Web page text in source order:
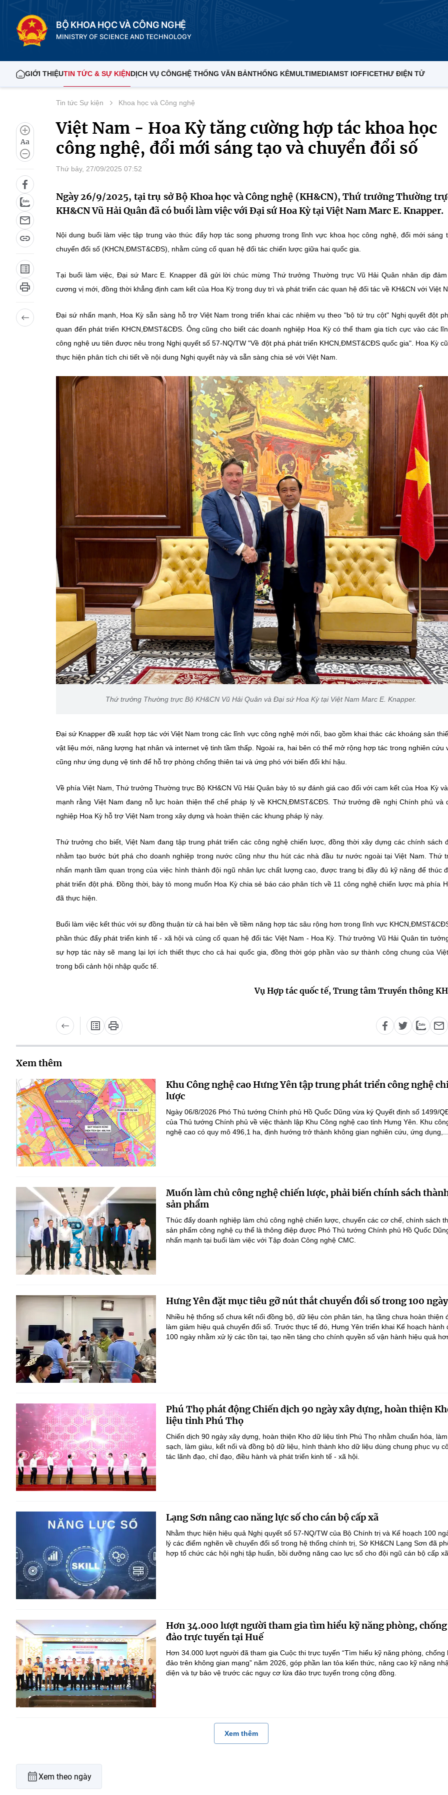
BỘ KHOA HỌC VÀ CÔNG NGHỆ
MINISTRY OF SCIENCE AND TECHNOLOGY
GIỚI THIỆUTIN TỨC & SỰ KIỆNDỊCH VỤ CÔNGHỆ THỐNG VĂN BẢNTHỐNG KÊMULTIMEDIAMST IOFFICETHƯ ĐIỆN TỬ
Aa
Tin tức Sự kiện Khoa học và Công nghệ
Việt Nam - Hoa Kỳ tăng cường hợp tác khoa học
công nghệ, đổi mới sáng tạo và chuyển đổi số
Thứ bảy, 27/09/2025 07:52
Ngày 26/9/2025, tại trụ sở Bộ Khoa học và Công nghệ (KH&CN), Thứ trưởng Thường
KH&CN Vũ Hải Quân đã có buổi làm việc với Đại sứ Hoa Kỳ tại Việt Nam Marc E. Knapper.
Nội dung buổi làm việc tập trung vào thúc đẩy hợp tác song phương trong lĩnh vực khoa học công nghệ, đổi mới sáng
chuyển đổi số (KHCN,ĐMST&CĐS), nhằm củng cố quan hệ đối tác chiến lược giữa hai quốc gia.
Tại buổi làm việc, Đại sứ Marc E. Knapper đã gửi lời chúc mừng Thứ trưởng Thường trực Vũ Hải Quân nhân dịp đảm
cương vị mới, đồng thời khẳng định cam kết của Hoa Kỳ trong duy trì và phát triển các quan hệ đối tác về KH&CN với Việt
Đại sứ nhấn mạnh, Hoa Kỳ sẵn sàng hỗ trợ Việt Nam trong triển khai các nhiệm vụ theo "bộ tứ trụ cột" Nghị quyết đột
quan đến phát triển KHCN,ĐMST&CĐS. Ông cũng cho biết các doanh nghiệp Hoa Kỳ có thể tham gia tích cực vào các
công nghệ ưu tiên được nêu trong Nghị quyết số 57-NQ/TW "Về đột phá phát triển KHCN,ĐMST&CĐS quốc gia". Hoa Kỳ
thực hiện phân tích chi tiết về nội dung Nghị quyết này và sẵn sàng chia sẻ với Việt Nam.
Thứ trưởng Thường trực Bộ KH&CN Vũ Hải Quân và Đại sứ Hoa Kỳ tại Việt Nam Marc E. Knapper.
Đại sứ Knapper đề xuất hợp tác với Việt Nam trong các lĩnh vực công nghệ mới nổi, bao gồm khai thác các khoáng sản
vật liệu mới, năng lượng hạt nhân và internet vệ tinh tầm thấp. Ngoài ra, hai bên có thể mở rộng hợp tác trong nghiên cứu
cũng như ứng dụng vệ tinh để hỗ trợ phòng chống thiên tai và ứng phó với biến đổi khí hậu.
Về phía Việt Nam, Thứ trưởng Thường trực Bộ KH&CN Vũ Hải Quân bày tỏ sự đánh giá cao đối với cam kết của Hoa Kỳ
mạnh rằng Việt Nam đang nỗ lực hoàn thiện thể chế pháp lý về KHCN,ĐMST&CĐS. Thứ trưởng đề nghị Chính phủ và
nghiệp Hoa Kỳ hỗ trợ Việt Nam trong xây dựng và hoàn thiện các khung pháp lý này.
Thứ trưởng cho biết, Việt Nam đang tập trung phát triển các công nghệ chiến lược, đồng thời xây dựng các chính sách
nhằm tạo bước bứt phá cho doanh nghiệp trong nước cũng như thu hút các nhà đầu tư nước ngoài tại Việt Nam. Thứ
nhấn mạnh tầm quan trọng của việc hình thành đội ngũ nhân lực chất lượng cao, được trang bị đầy đủ kỹ năng để thúc
phát triển đột phá. Đồng thời, bày tỏ mong muốn Hoa Kỳ chia sẻ báo cáo phân tích về 11 công nghệ chiến lược mà phía
đã thực hiện.
Buổi làm việc kết thúc với sự đồng thuận từ cả hai bên về tiềm năng hợp tác sâu rộng hơn trong lĩnh vực
phần thúc đẩy phát triển kinh tế - xã hội và củng cố quan hệ đối tác Việt Nam - Hoa Kỳ. Thứ trưởng Vũ Hải Quân tin
sự hợp tác này sẽ mang lại lợi ích thiết thực cho cả hai quốc gia, đồng thời góp phần vào sự thành công chung của
trong bối cảnh hội nhập quốc tế.
Vụ Hợp tác quốc tế, Trung tâm Truyền thông
Xem thêm
Khu Công nghệ cao Hưng Yên tập trung phát triển công nghệ
lược
Ngày 06/8/2026 Phó Thủ tướng Chính phủ Hồ Quốc Dũng vừa ký Quyết định số 1499/
của Thủ tướng Chính phủ về việc thành lập Khu Công nghệ cao tỉnh Hưng Yên. Khu
nghệ cao có quy mô 496,1 ha, định hướng trở thành không gian nghiên cứu, ứng dụng,...
Muốn làm chủ công nghệ chiến lược, phải biến chính sách
sản phẩm
Thúc đẩy doanh nghiệp làm chủ công nghệ chiến lược, chuyển các cơ chế, chính sách
sản phẩm công nghệ cụ thể là thông điệp được Phó Thủ tướng Chính phủ Hồ Quốc
nhấn mạnh tại buổi làm việc với Tập đoàn Công nghệ CMC.
Hưng Yên đặt mục tiêu gỡ nút thắt chuyển đổi số trong 100 ngày
Nhiều hệ thống số chưa kết nối đồng bộ, dữ liệu còn phân tán, hạ tầng chưa hoàn thiện
làm giảm hiệu quả chuyển đổi số. Trước thực tế đó, Hưng Yên triển khai Kế hoạch hành
100 ngày nhằm xử lý các tồn tại, tạo nền tảng cho chính quyền số vận hành hiệu quả
Phú Thọ phát động Chiến dịch 90 ngày xây dựng, hoàn thiện
liệu tỉnh Phú Thọ
Chiến dịch 90 ngày xây dựng, hoàn thiện Kho dữ liệu tỉnh Phú Thọ nhằm chuẩn hóa, làm
sạch, làm giàu, kết nối và đồng bộ dữ liệu, hình thành kho dữ liệu dùng chung phục vụ
tác lãnh đạo, chỉ đạo, điều hành và phát triển kinh tế - xã hội.
Lạng Sơn nâng cao năng lực số cho cán bộ cấp xã
Nhằm thực hiện hiệu quả Nghị quyết số 57-NQ/TW của Bộ Chính trị và Kế hoạch 100
lý các điểm nghẽn về chuyển đổi số trong hệ thống chính trị, Sở KH&CN Lạng Sơn đã
hợp tổ chức các hội nghị tập huấn, bồi dưỡng năng cao lực số cho đội ngũ cán bộ cấp
Hơn 34.000 lượt người tham gia tìm hiểu kỹ năng phòng,
đảo trực tuyến tại Huế
Hơn 34.000 lượt người đã tham gia Cuộc thi trực tuyến “Tìm hiểu kỹ năng phòng, chống
đảo trên không gian mạng” năm 2026, góp phần lan tỏa kiến thức, nâng cao kỹ năng
diện và tự bảo vệ trước các nguy cơ lừa đảo trực tuyến trong cộng đồng.
Xem thêm
Xem theo ngày